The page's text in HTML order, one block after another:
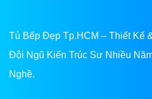
Tủ Bếp Đẹp Tp.HCM – Thiết Kế
Đội Ngũ Kiến Trúc Sư Nhiều
Nghề.